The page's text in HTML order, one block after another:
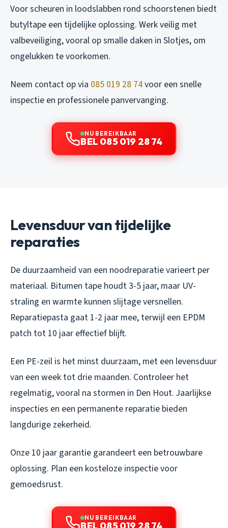
Voor scheuren in loodslabben rond schoorstenen biedt
butyltape een tijdelijke oplossing. Werk veilig met
valbeveiliging, vooral op smalle daken in Slotjes, om
ongelukken te voorkomen.
Neem contact op via 085 019 28 74voor een snelle
inspectie en professionele panvervanging.
NU BEREIKBAAR
BEL 085 019 28 74
Levensduur van tijdelijke
reparaties
De duurzaamheid van een noodreparatie varieert per
materiaal. Bitumen tape houdt 3-5 jaar, maar UV-
straling en warmte kunnen slijtage versnellen.
Reparatiepasta gaat 1-2 jaar mee, terwijl een EPDM
patch tot 10 jaar effectief blijft.
Een PE-zeil is het minst duurzaam, met een levensduur
van een week tot drie maanden. Controleer het
regelmatig, vooral na stormen in Den Hout. Jaarlijkse
inspecties en een permanente reparatie bieden
langdurige zekerheid.
Onze 10 jaar garantie garandeert een betrouwbare
oplossing. Plan een kosteloze inspectie voor
gemoedsrust.
NU BEREIKBAAR
BEL 085 019 28 74